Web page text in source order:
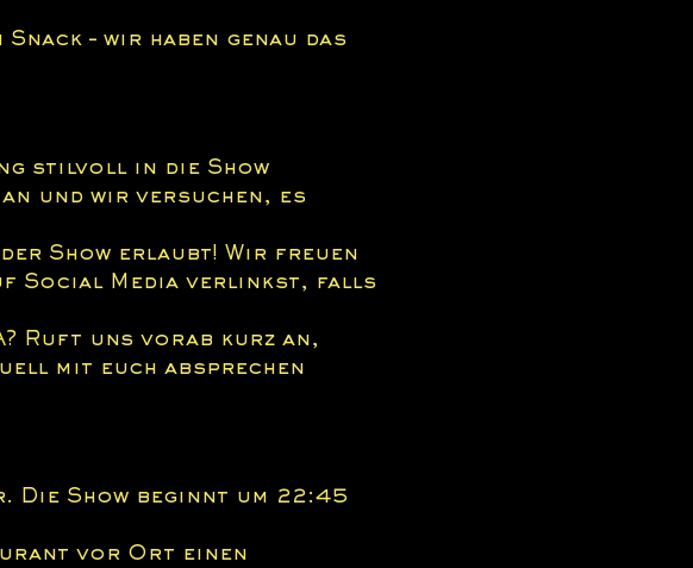
– wir haben genau das
stilvoll in die Show
und wir versuchen, es
Show erlaubt! Wir freuen
Social Media verlinkst, falls
Ruft uns vorab kurz an,
mit euch absprechen
Die Show beginnt um 22:45
vor Ort einen